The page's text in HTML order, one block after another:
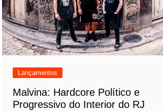
Lançamentos
Malvina: Hardcore Político e
Progressivo do Interior do RJ